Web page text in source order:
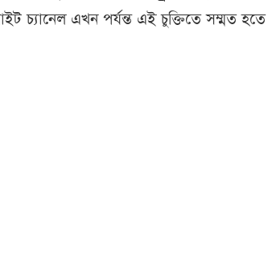
চ্যানেল এখন পর্যন্ত এই চুক্তিতে সম্মত হতে